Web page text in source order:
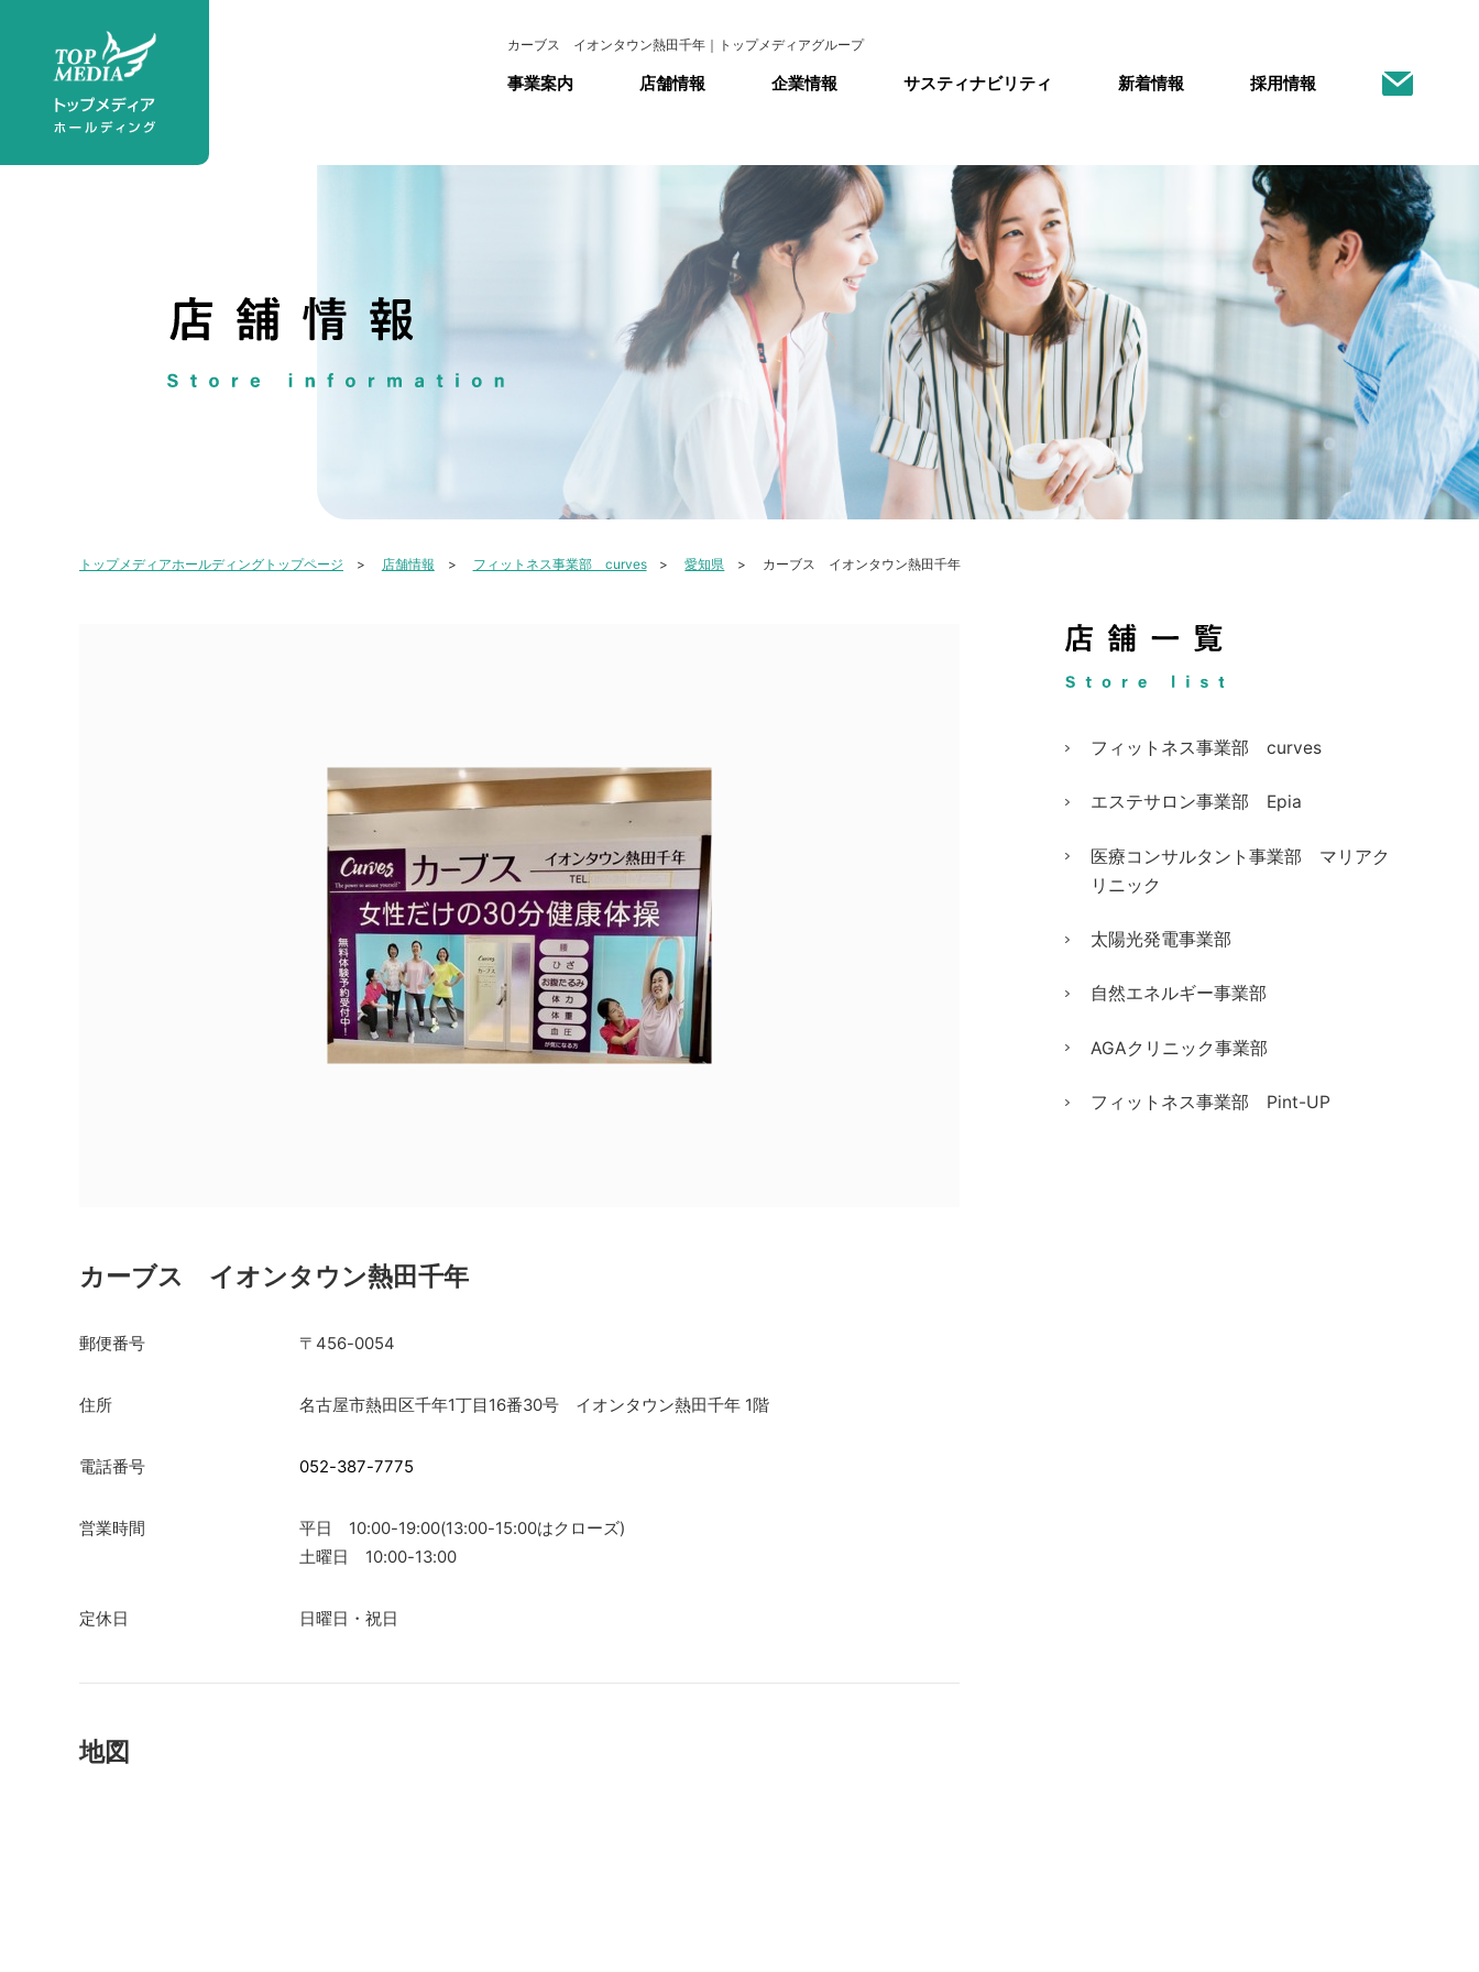
カーブス イオンタウン熱田千年｜トップメディアグループ
事業案内 店舗情報 企業情報 サスティナビリティ 新着情報 採用情報
トップメディアホールディングトップページ 店舗情報 フィットネス事業部 curves 愛知県 カーブス イオンタウン熱田千年
カーブス イオンタウン熱田千年
郵便番号 〒456-0054
住所 名古屋市熱田区千年1丁目16番30号 イオンタウン熱田千年 1階
電話番号 052-387-7775
営業時間
平日 10:00-19:00(13:00-15:00はクローズ)
土曜日 10:00-13:00
定休日 日曜日・祝日
地図
フィットネス事業部 curves
エステサロン事業部 Epia
医療コンサルタント事業部 マリアク
リニック
太陽光発電事業部
自然エネルギー事業部
AGAクリニック事業部
フィットネス事業部 Pint-UP